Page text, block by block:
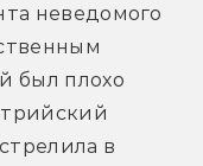
неведомого
был плохо
в